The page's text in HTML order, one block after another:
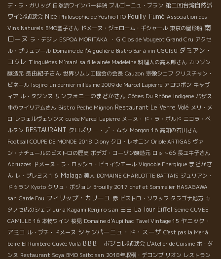
デ・ラ・ガリッグ 自然派ワインバー祥瑞 ブルゴーニュ・ブラン 第二回台湾自然派
ワイン試飲会 Nice Philosophie de Yoshio ITO Pouilly-Fumé Association des
Vins Naturels BMO聖子さん ドメーヌ・ジェローム・ギシャール 東京の屋形船 南
ローヌ ラ・デジレ ESPOA MORITAKA ・ G Clos de Vougeot Grand Cru アクセ
ル・プリュフール Domaine de l’Aiguelière Bistro Bar à vin UGUISU ダミアン・
コクレ T'inquiètes M'man! sa fille ainée Madeleine 料理人の高太郎さん カウゾン
醸造元 長由紀子さん 世界ソムリエ協会の会長 Cauzon 宗像シェフ クリスチャン・
ビネール Isojiro un dernier millésime 2009 de Marcel Lapierre アコワボン キャヴ
ィア ル・タジンヌ サンフォニーのまどかさん Côtes Du Rhône Indigene バザス
牛のウイリアムさん Bistro Peche Mignon Restaurant Le Verre Volé メリ・メ
ロ レフェルヴェソンス cuvée Marcel Lapierre メーヌ・ド・ラ・ボルド ニコラ・ベ
ルタン RESTAURANT クロズリー・デ・ムシ Morgon 16 高知の石川さん
Football COUPE DE MONDE 2018 Diony クロ・レオニン Oriole ARTIGAS ヴァ
ン・ナチュールのビストロの歴史 ボデガ・コーゾン醸造元 ロット66 長ユキ子さん
Abruzzes ドメーヌ・ラ・ロッシュ・ビュイシエール Vignoble Energique まどかさ
ん レ・プレミス１６ Malaga 美人 DOMAINE CHARLOTTE BATTAIS ジュリアン・
ドゥラン Kyoto クリュ・ボジョレ Brouilly 2017 chef et Sommelier HASAGAWA
san Garde Fou フィリップ・カリーユ 赤 ビストロ・ソワッフ タラゴナ地方 キ
タノセ店のシェフ Jura Kagami Kenjiro san ヨヨ La Tour Eiffel Seine CUVEE
CAMILLE 16 本物ワイン 桜見 Domaine d'Aupilhac Tavel Vintage 15 ヤニック・
アミロ ル・プチ・ドメーヌ シャンパーニュ・ド・スーザ C'est pas la Mer à
boire El Rumbero Cuvée Voilà B.B.B. ボジョレ試飲会 L'Atelier de Cuisine ポ・ダ
ンヌ Restaurant Soya BMO Saito san 2018年収穫・デコンブ リオン レストラン